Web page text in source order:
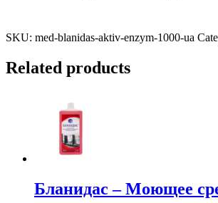
SKU: med-blanidas-aktiv-enzym-1000-ua
Related products
Бланидас – Моющее